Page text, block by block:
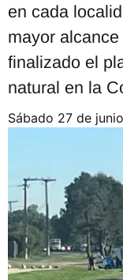
en cada
mayor
finalizado el
natural en la
sábado 27 de